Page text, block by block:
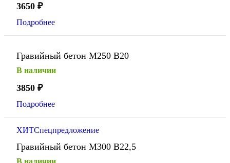
3650 ₽
Подробнее
Гравийный бетон М250 В20
В наличии
3850 ₽
Подробнее
ХИТСпецпредложение
Гравийный бетон М300 В22,5
В наличии